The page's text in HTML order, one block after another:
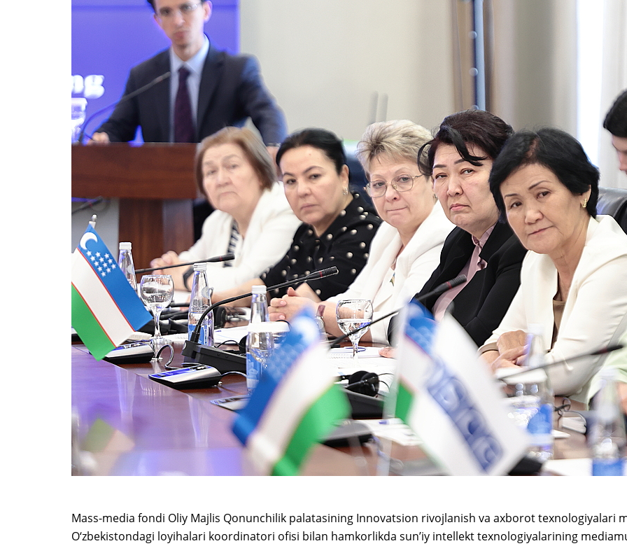
Mass-media fondi Oliy Majlis Qonunchilik palatasining Innovatsion rivojlanish va axborot texnologiyalari
O‘zbekistondagi loyihalari koordinatori ofisi bilan hamkorlikda sun’iy intellekt texnologiyalarining